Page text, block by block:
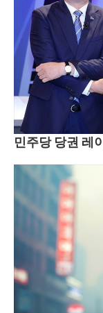
민주당 당권 레